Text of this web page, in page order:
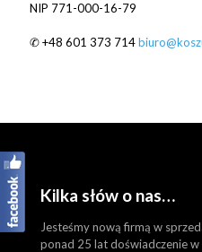
NIP 771-000-16-79
✆+48 601 373 714
Kilka słów o nas…
Jesteśmy nową firmą w
ponad 25 lat doświadczenie